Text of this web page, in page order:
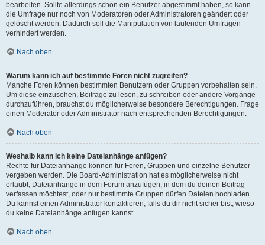
bearbeiten. Sollte allerdings schon ein Benutzer abgestimmt haben, so kann
die Umfrage nur noch von Moderatoren oder Administratoren geändert oder
gelöscht werden. Dadurch soll die Manipulation von laufenden Umfragen
verhindert werden.
Nach oben
Warum kann ich auf bestimmte Foren nicht zugreifen?
Manche Foren können bestimmten Benutzern oder Gruppen vorbehalten sein.
Um diese einzusehen, Beiträge zu lesen, zu schreiben oder andere Vorgänge
durchzuführen, brauchst du möglicherweise besondere Berechtigungen. Frage
einen Moderator oder Administrator nach entsprechenden Berechtigungen.
Nach oben
Weshalb kann ich keine Dateianhänge anfügen?
Rechte für Dateianhänge können für Foren, Gruppen und einzelne Benutzer
vergeben werden. Die Board-Administration hat es möglicherweise nicht
erlaubt, Dateianhänge in dem Forum anzufügen, in dem du deinen Beitrag
verfassen möchtest, oder nur bestimmte Gruppen dürfen Dateien hochladen.
Du kannst einen Administrator kontaktieren, falls du dir nicht sicher bist, wieso
du keine Dateianhänge anfügen kannst.
Nach oben